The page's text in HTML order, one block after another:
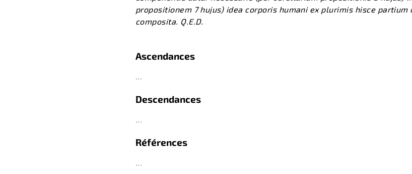
propositionem 7 hujus) idea corporis humani ex plurimis hisce partium
composita. Q.E.D.
Ascendances
Descendances
Références